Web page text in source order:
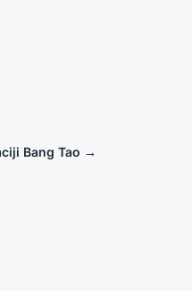
Bang Tao →